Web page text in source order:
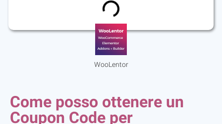
Come posso ottenere un
Coupon Code per
WooLentor